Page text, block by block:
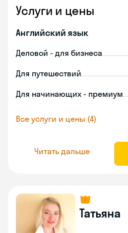
Услуги и цены
Английский язык
Деловой - для бизнеса
Для путешествий
Для начинающих - премиум
Все услуги и цены (4)
Читать дальше
Татьяна